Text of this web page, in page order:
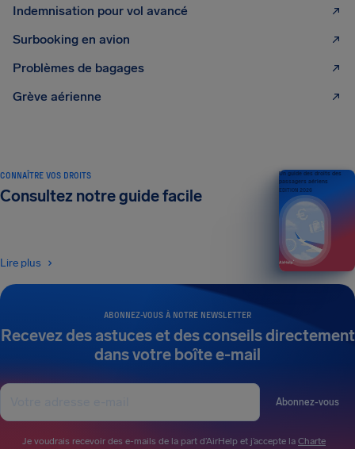
Indemnisation pour vol avancé
Surbooking en avion
Problèmes de bagages
Grève aérienne
ABONNEZ-VOUS À NOTRE NEWSLETTER
Recevez des astuces et des conseils directement
dans votre boîte e-mail
Abonnez-vous
Je voudrais recevoir des e-mails de la part d’AirHelp et j’accepte la Charte
CONNAÎTRE VOS DROITS
Consultez notre guide facile
Lire plus
Un guide des droits des
passagers aériens
ÉDITION 2026